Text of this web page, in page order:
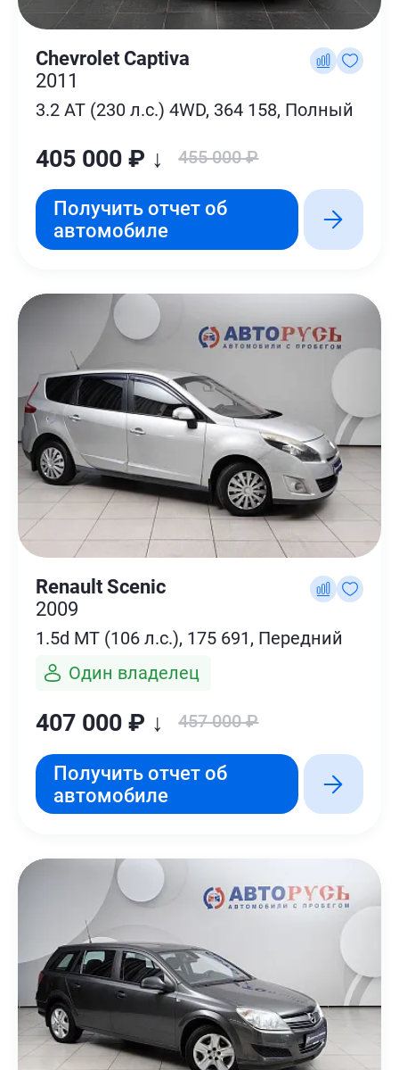
Chevrolet Captiva
2011
3.2 AT (230 л.с.) 4WD, 364 158, Полный
405 000 ₽ ↓ 455 000 ₽
Получить отчет об
автомобиле
Renault Scenic
2009
1.5d MT (106 л.с.), 175 691, Передний
Один владелец
407 000 ₽ ↓ 457 000 ₽
Получить отчет об
автомобиле